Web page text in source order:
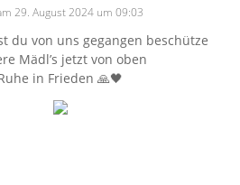
29. August 2024 um 09:03
du von uns gegangen beschütze
Mädl’s jetzt von oben
in Frieden 🙏🖤